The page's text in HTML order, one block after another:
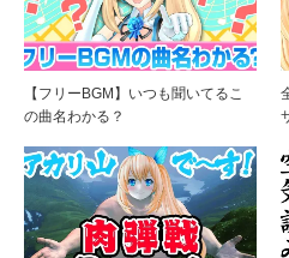
【フリーBGM】いつも聞いてるこ
の曲名わかる？